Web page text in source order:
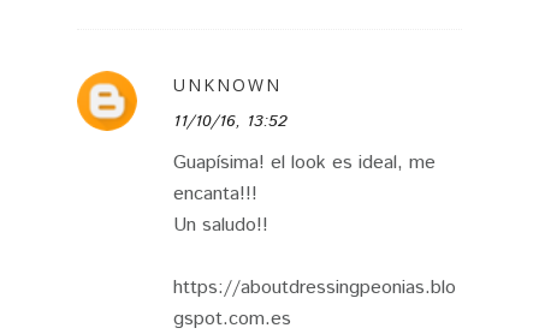
UNKNOWN
11/10/16, 13:52
Guapísima! el look es ideal, me
encanta!!!
Un saludo!!
https://aboutdressingpeonias.blo
gspot.com.es